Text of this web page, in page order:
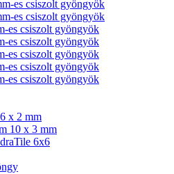
es csiszolt gyöngyök
es csiszolt gyöngyök
es csiszolt gyöngyök
es csiszolt gyöngyök
es csiszolt gyöngyök
es csiszolt gyöngyök
es csiszolt gyöngyök
x 2 mm
10 x 3 mm
6x6